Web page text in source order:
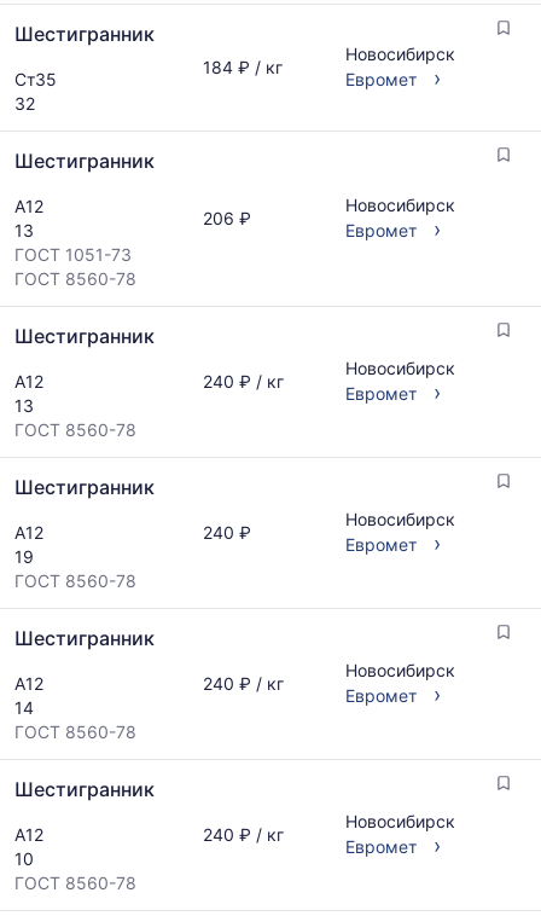
Шестигранник
Ст35
32
184 ₽ / кг
Новосибирск
Евромет
›
Шестигранник
А12
13
ГОСТ 1051-73
ГОСТ 8560-78
206 ₽
Новосибирск
Евромет
›
Шестигранник
А12
13
ГОСТ 8560-78
240 ₽ / кг
Новосибирск
Евромет
›
Шестигранник
А12
19
ГОСТ 8560-78
240 ₽
Новосибирск
Евромет
›
Шестигранник
А12
14
ГОСТ 8560-78
240 ₽ / кг
Новосибирск
Евромет
›
Шестигранник
А12
10
ГОСТ 8560-78
240 ₽ / кг
Новосибирск
Евромет
›